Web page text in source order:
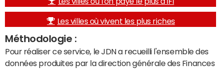
Les villes où vivent les plus riches
Méthodologie :
Pour réaliser ce service, le JDN a recueilli l'ensemble des
données produites par la direction générale des Finances